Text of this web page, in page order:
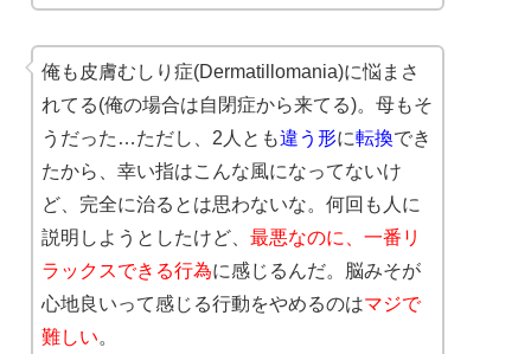
俺も皮膚むしり症(Dermatillomania)に悩まさ
れてる(俺の場合は自閉症から来てる)。母もそ
うだった…ただし、2人とも違う形に転換でき
たから、幸い指はこんな風になってないけ
ど、完全に治るとは思わないな。何回も人に
説明しようとしたけど、 最悪なのに、一番リ
ラックスできる行為に感じるんだ。脳みそが
心地良いって感じる行動をやめるのはマジで
難しい。